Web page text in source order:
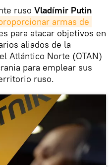
ruso Vladímir Putin
armas de
para atacar objetivos en
aliados de la
Atlántico Norte (OTAN)
para emplear sus
ruso.